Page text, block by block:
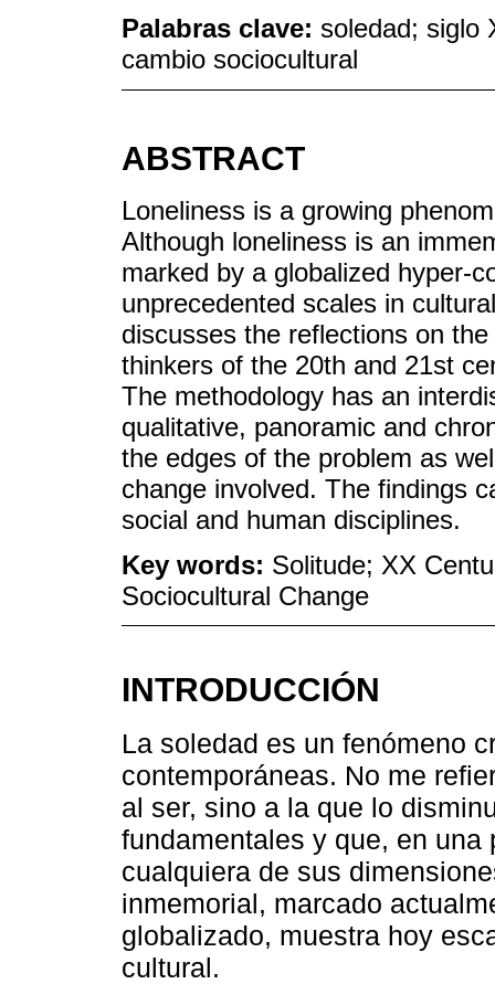
Palabras clave: soledad; siglo
cambio sociocultural
ABSTRACT
Loneliness is a growing
Although loneliness is an
marked by a globalized hyper-
unprecedented scales in
discusses the reflections on
thinkers of the 20th and 21st
The methodology has an
qualitative, panoramic and
the edges of the problem as
change involved. The findings
social and human disciplines.
Key words: Solitude; XX
Sociocultural Change
INTRODUCCIÓN
La soledad es un fenómeno
contemporáneas. No me
al ser, sino a la que lo
fundamentales y que, en
cualquiera de sus
inmemorial, marcado
globalizado, muestra hoy
cultural.